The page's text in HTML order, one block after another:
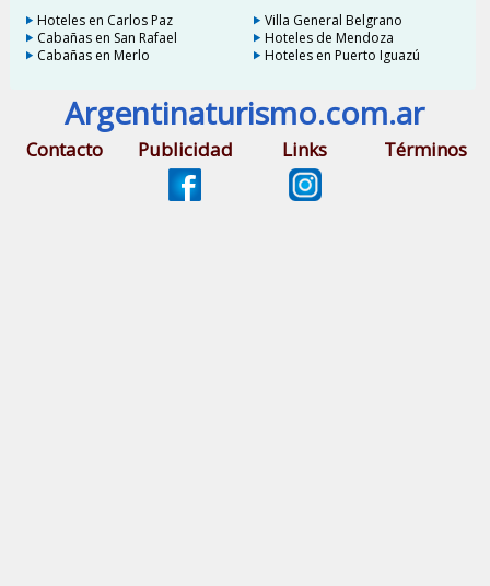
Hoteles en Carlos Paz
Villa General Belgrano
Cabañas en San Rafael
Hoteles de Mendoza
Cabañas en Merlo
Hoteles en Puerto Iguazú
Argentinaturismo.com.ar
Contacto Publicidad Links Términos